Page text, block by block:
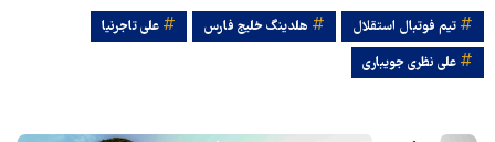
تیم فوتبال استقلال هلدینگ خلیج فارس
علی تاجرنیا
علی نظری جویباری